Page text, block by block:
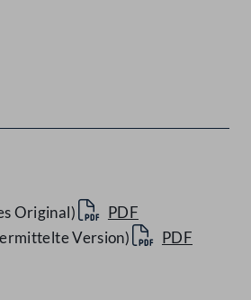
Original)
PDF
Version)
PDF